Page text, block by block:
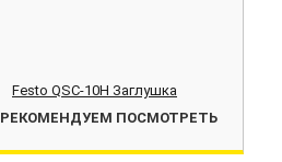
Festo QSC-10H Заглушка
РЕКОМЕНДУЕМ ПОСМОТРЕТЬ